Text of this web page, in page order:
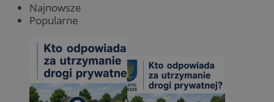
Najnowsze
Popularne